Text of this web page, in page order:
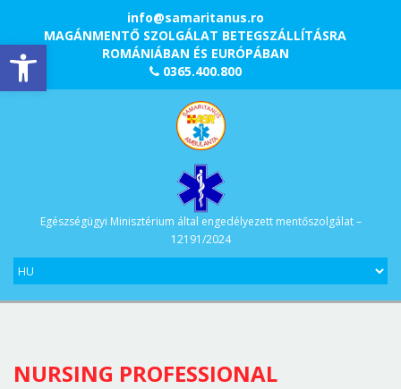
Eszköztár megnyitása
info@samaritanus.ro
MAGÁNMENTŐ SZOLGÁLAT BETEGSZÁLLÍTÁSRA
ROMÁNIÁBAN ÉS EURÓPÁBAN
0365.400.800
Egészségügyi Minisztérium által engedélyezett mentőszolgálat –
12191/2024
NURSING PROFESSIONAL